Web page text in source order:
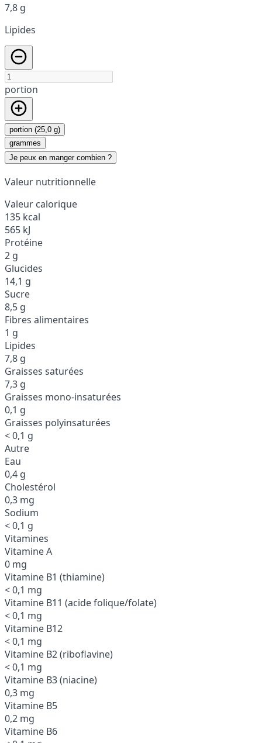
7,8 g
Lipides
portion
portion (25,0 g)
grammes
Je peux en manger combien ?
Valeur nutritionnelle
Valeur calorique
135 kcal
565 kJ
Protéine
2 g
Glucides
14,1 g
Sucre
8,5 g
Fibres alimentaires
1 g
Lipides
7,8 g
Graisses saturées
7,3 g
Graisses mono-insaturées
0,1 g
Graisses polyinsaturées
< 0,1 g
Autre
Eau
0,4 g
Cholestérol
0,3 mg
Sodium
< 0,1 g
Vitamines
Vitamine A
0 mg
Vitamine B1 (thiamine)
< 0,1 mg
Vitamine B11 (acide folique/folate)
< 0,1 mg
Vitamine B12
< 0,1 mg
Vitamine B2 (riboflavine)
< 0,1 mg
Vitamine B3 (niacine)
0,3 mg
Vitamine B5
0,2 mg
Vitamine B6